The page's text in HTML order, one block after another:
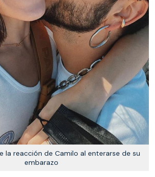
la reacción de Camilo al enterarse de su
embarazo